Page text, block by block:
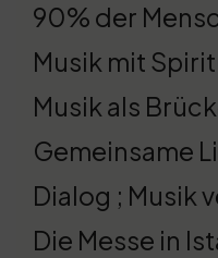
90% der
Musik mit
Musik als
Gemeinsame
Dialog ; Musik
Die Messe in